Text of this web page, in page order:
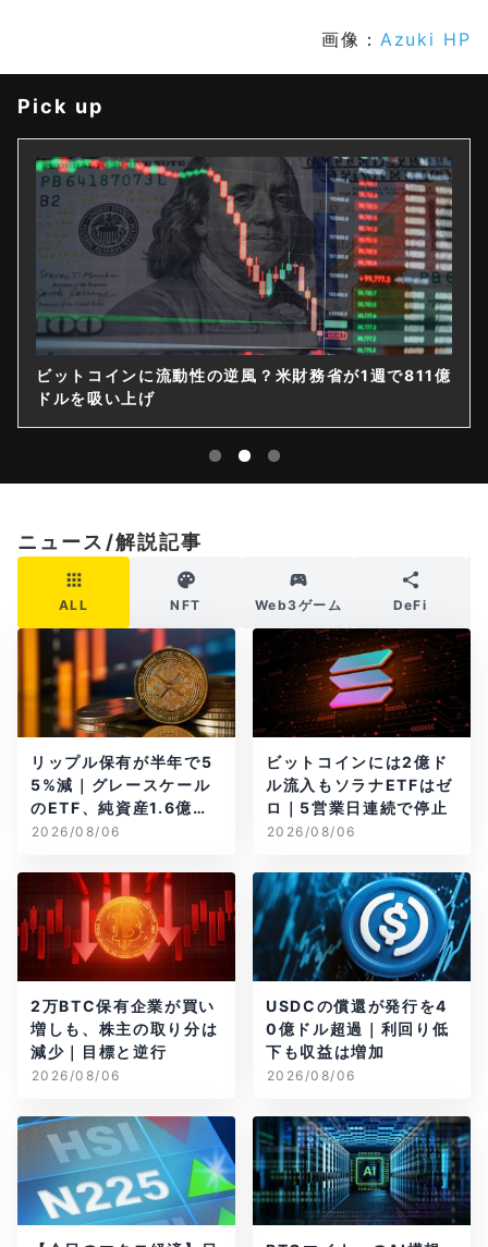
画像： Azuki HP
Pick up
ビットコインに流動性の逆風？米財務省が1週で811億
ドルを吸い上げ
ニュース/解説記事
ALL NFT Web3ゲーム DeFi
リップル保有が半年で5
5%減｜グレースケール
のETF、純資産1.6億ド
ル減
2026/08/06
ビットコインには2億ド
ル流入もソラナETFはゼ
ロ｜5営業日連続で停止
2026/08/06
2万BTC保有企業が買い
増しも、株主の取り分は
減少｜目標と逆行
2026/08/06
USDCの償還が発行を4
0億ドル超過｜利回り低
下も収益は増加
2026/08/06